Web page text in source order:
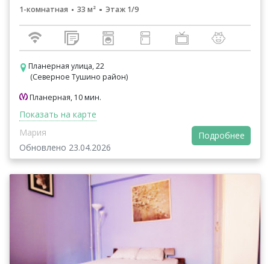
1-комнатная 33 м² Этаж 1/9
Планерная улица, 22
(Северное Тушино район)
Планерная, 10 мин.
Показать на карте
Мария
Обновлено 23.04.2026
Подробнее